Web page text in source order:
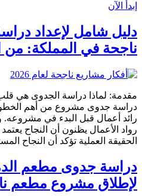
إبدأ الآن
دليل شامل لإعداد
ناجحة في المملكة: من
مقدمة: لماذا دراسة الجدوى هي
دراسة جدوى مشروع من أهم
رائد أعمال قبل البدء في مشروعه.
رواد الأعمال يظنون أن النجاح
الحقيقة العملية تؤكد أن النجاح
دراسة جدوى مطعم
لإطلاق مشروع مطعم